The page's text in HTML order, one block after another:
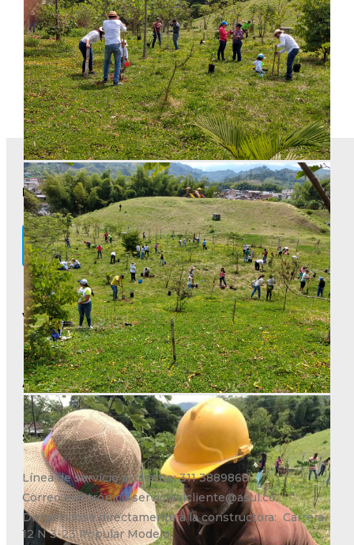
Nombre o Seudónimo:
Correo Electrónico:
Publicar Comentario
Nosotros
Conoce nuestras ubicaciones
Ver Certificación Edge
Afiliado a
Servicio al cliente
Línea de servicio al cliente: 311 3889868
Correo electrónicoservicioalcliente@asul.co
Dirigiéndose directamente a la constructora: Carrera
12 N 3-23 Popular Modelo